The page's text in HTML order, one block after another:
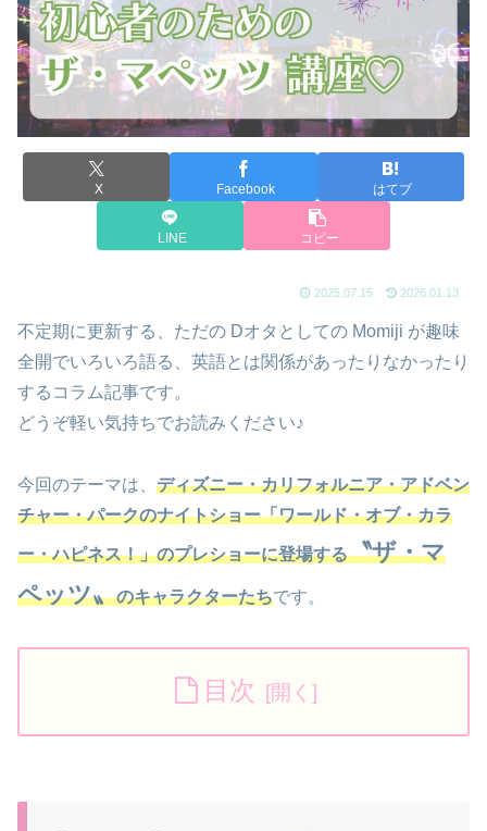
X Facebook はてブ
LINE コピー
2025.07.15 2026.01.13
不定期に更新する、ただの Dオタとしての Momiji が趣味
全開でいろいろ語る、英語とは関係があったりなかったり
するコラム記事です。
どうぞ軽い気持ちでお読みください♪
今回のテーマは、 ディズニー・カリフォルニア・アドベン
チャー・パークのナイトショー「ワールド・オブ・カラ
ー・ハピネス！」のプレショーに登場する〝ザ・マ
ペッツ〟のキャラクターたちです。
目次